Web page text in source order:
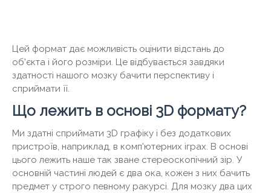
Цей формат дає можливість оцінити відстань до
об'єкта і його розміри. Це відбувається завдяки
здатності нашого мозку бачити перспективу і
сприймати її.
Що лежить в основі 3D формату?
Ми здатні сприймати 3D графіку і без додаткових
пристроїв, наприклад, в комп'ютерних іграх. В основі
цього лежить наше так зване стереоскопічний зір. У
основній частині людей є два ока, кожен з них бачить
предмет у строго певному ракурсі. Для мозку два цих